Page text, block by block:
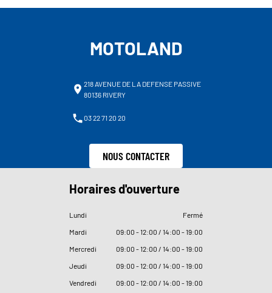
MOTOLAND
218 AVENUE DE LA DEFENSE PASSIVE
80136 RIVERY
03 22 71 20 20
NOUS CONTACTER
Horaires d'ouverture
Lundi
Fermé
Mardi
09:00 - 12:00 / 14:00 - 19:00
Mercredi
09:00 - 12:00 / 14:00 - 19:00
Jeudi
09:00 - 12:00 / 14:00 - 19:00
Vendredi
09:00 - 12:00 / 14:00 - 19:00